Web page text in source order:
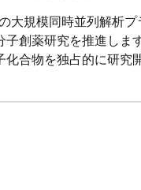
大規模同時並列解析
子創薬研究を推進し
合物を独占的に研究